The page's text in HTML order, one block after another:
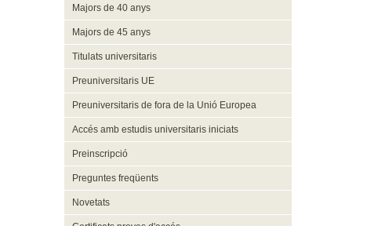
Majors de 40 anys
Majors de 45 anys
Titulats universitaris
Preuniversitaris UE
Preuniversitaris de fora de la Unió Europea
Accés amb estudis universitaris iniciats
Preinscripció
Preguntes freqüents
Novetats